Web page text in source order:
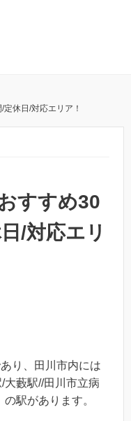
休日/対応エリア！
すすめ30
/対応エリ
り、田川市内には
大藪駅//田川市立病
駅があります。